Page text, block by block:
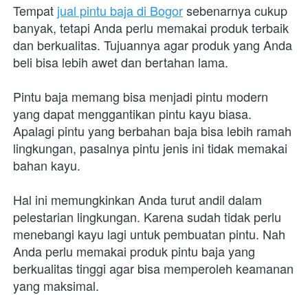
Tempat jual pintu baja di Bogor sebenarnya cukup
banyak, tetapi Anda perlu memakai produk terbaik
dan berkualitas. Tujuannya agar produk yang Anda
beli bisa lebih awet dan bertahan lama.
Pintu baja memang bisa menjadi pintu modern
yang dapat menggantikan pintu kayu biasa.
Apalagi pintu yang berbahan baja bisa lebih ramah
lingkungan, pasalnya pintu jenis ini tidak memakai
bahan kayu.
Hal ini memungkinkan Anda turut andil dalam
pelestarian lingkungan. Karena sudah tidak perlu
menebangi kayu lagi untuk pembuatan pintu. Nah
Anda perlu memakai produk pintu baja yang
berkualitas tinggi agar bisa memperoleh keamanan
yang maksimal.